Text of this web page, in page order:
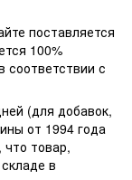
поставляется
100%
с
(для добавок,
от 1994 года
товар,
в